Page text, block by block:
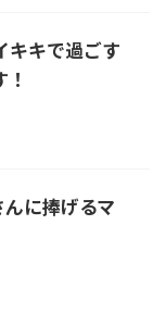
キキで過ごす
んに捧げるマ